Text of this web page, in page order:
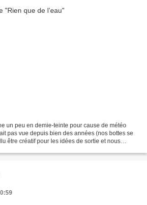
un peu en demie-teinte pour cause de météo
pas vue depuis bien des années (nos bottes se
être créatif pour les idées de sortie et nous